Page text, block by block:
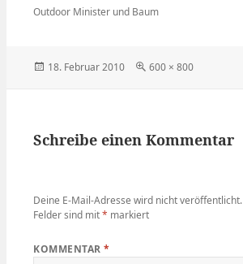
Outdoor Minister und Baum
Veröffentlicht
18. Februar 2010
Volle
600 × 800
Schreibe einen Kommentar
Deine E-Mail-Adresse wird nicht veröffentlicht.
Felder sind mit* markiert
KOMMENTAR*